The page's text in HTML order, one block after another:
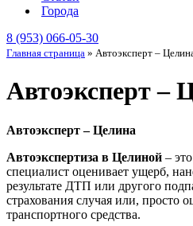
Города
8 (953) 066-05-30
Главная страница » Автоэксперт –
Автоэксперт –
Автоэксперт – Целина
Автоэкспертиза в Целиной –
специалист оценивает ущерб,
результате ДТП или другого
страхования случая или, просто
транспортного средства.